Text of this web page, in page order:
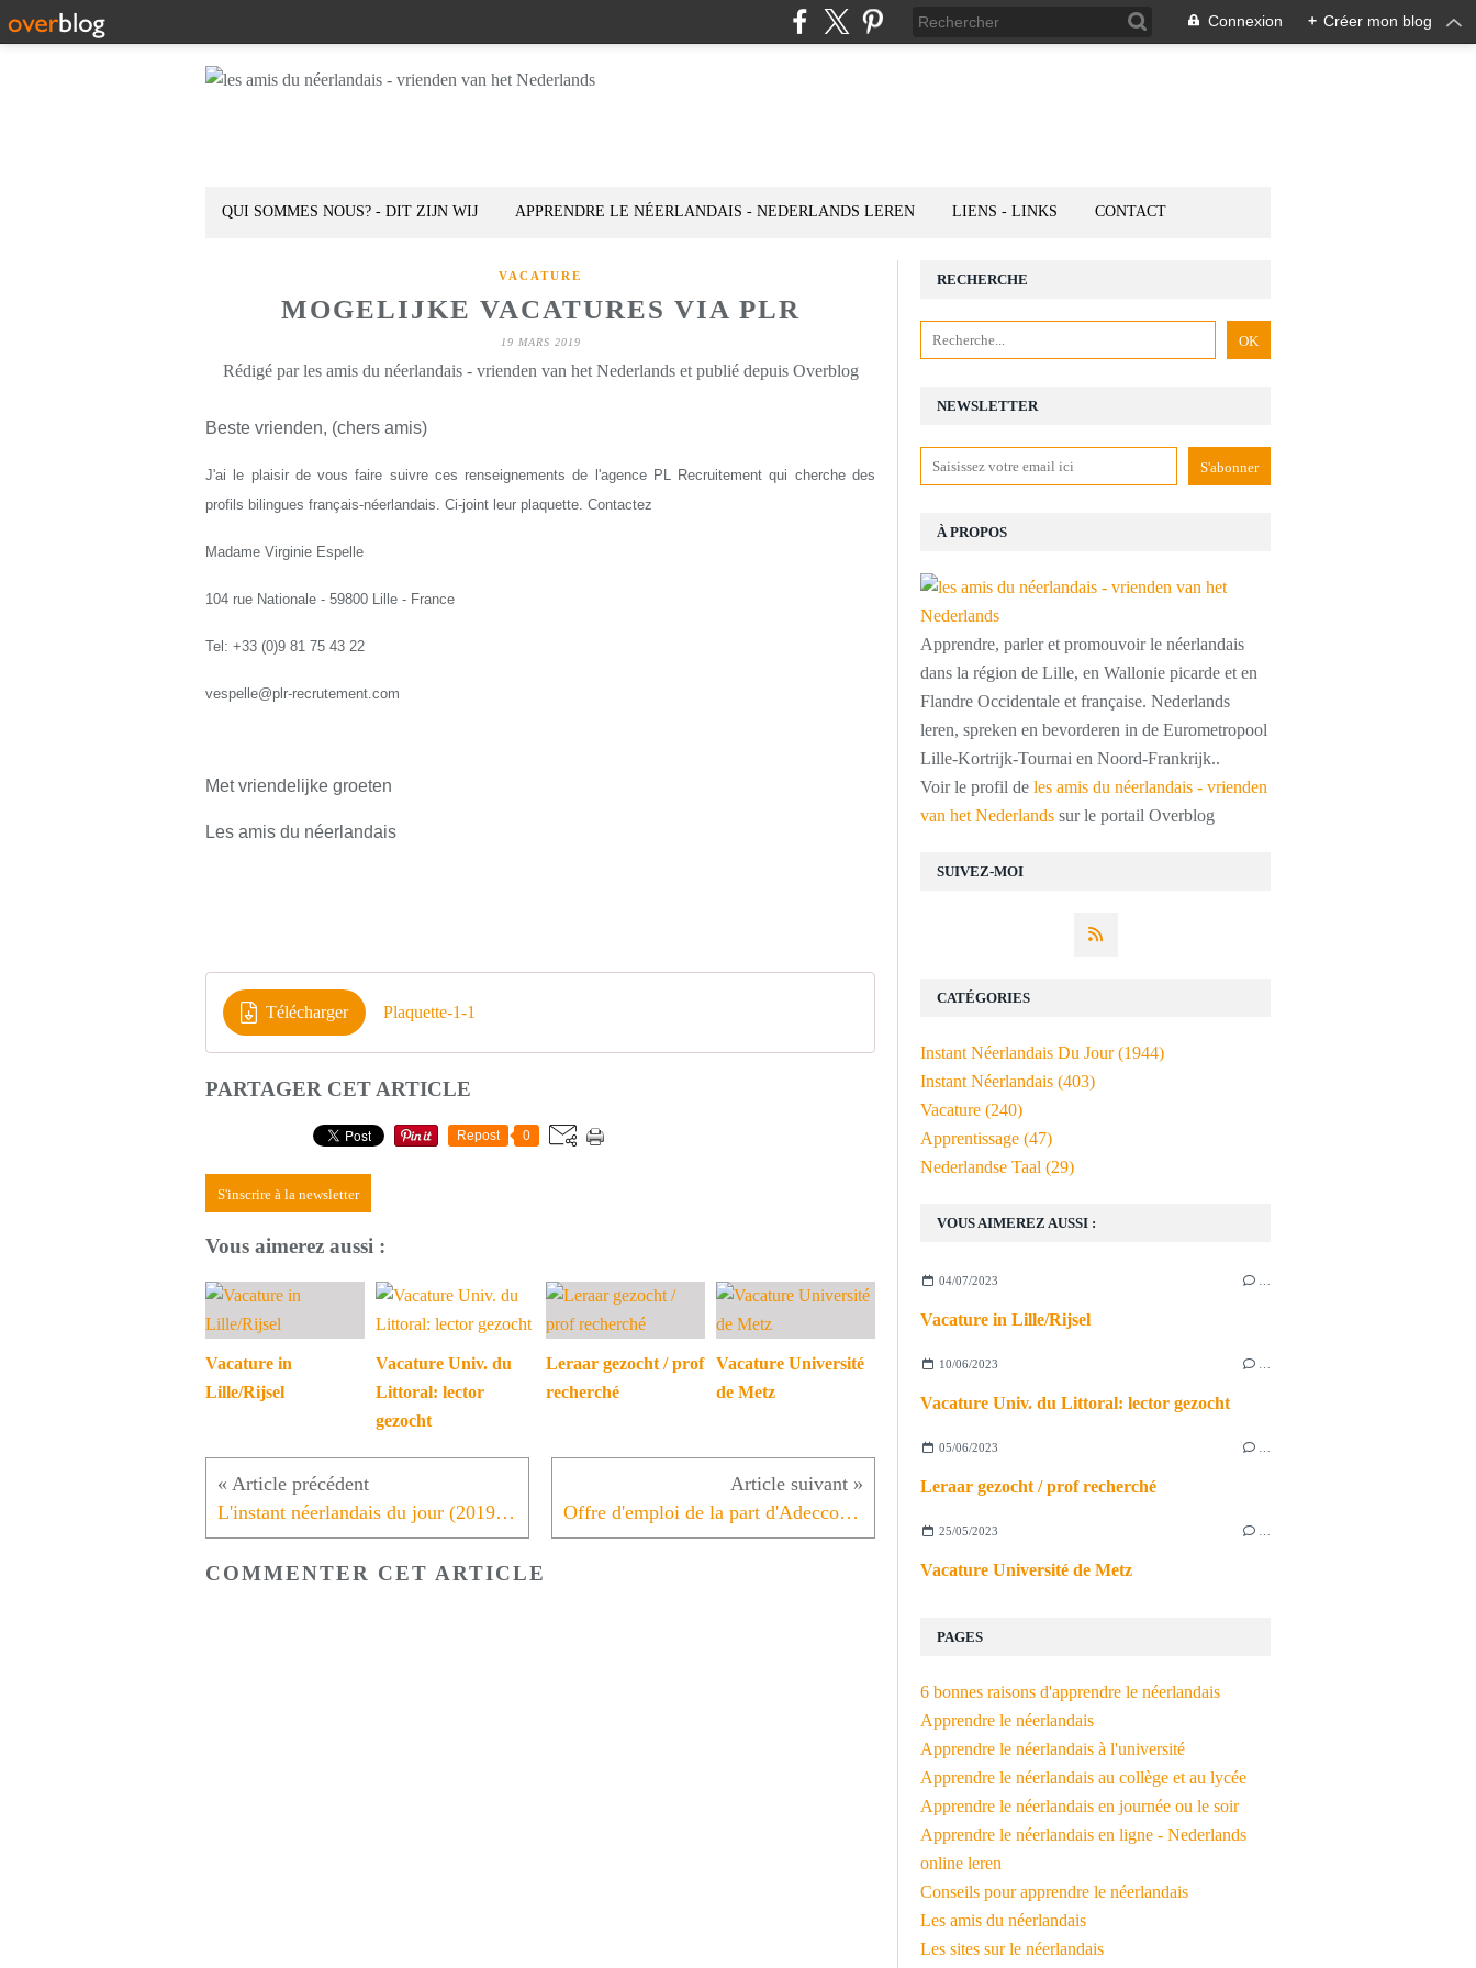
Connexion + Créer mon blog
QUI SOMMES NOUS? - DIT ZIJN WIJ APPRENDRE LE NÉERLANDAIS - NEDERLANDS LEREN LIENS - LINKS CONTACT
VACATURE
MOGELIJKE VACATURES VIA PLR
19 MARS 2019
Rédigé par les amis du néerlandais - vrienden van het Nederlands et publié depuis Overblog
Beste vrienden, (chers amis)
J'ai le plaisir de vous faire suivre ces renseignements de l'agence PL Recruitement qui cherche des
profils bilingues français-néerlandais. Ci-joint leur plaquette. Contactez
Madame Virginie Espelle
104 rue Nationale - 59800 Lille - France
Tel: +33 (0)9 81 75 43 22
vespelle@plr-recrutement.com
Met vriendelijke groeten
Les amis du néerlandais
Télécharger Plaquette-1-1
PARTAGER CET ARTICLE
Repost 0
S'inscrire à la newsletter
Vous aimerez aussi :
Vacature in
Lille/Rijsel
Vacature Univ. du
Littoral: lector
gezocht
Leraar gezocht / prof
recherché
Vacature Université
de Metz
L'instant néerlandais du jour (2019_03_19): de schietpartij Offre d'emploi de la part d'Adecco Dunkerque
COMMENTER CET ARTICLE
NEWSLETTER
SUIVEZ-MOI
RECHERCHE
À PROPOS
Apprendre, parler et promouvoir le néerlandais
dans la région de Lille, en Wallonie picarde et en
Flandre Occidentale et française. Nederlands
leren, spreken en bevorderen in de Eurometropool
Lille-Kortrijk-Tournai en Noord-Frankrijk..
Voir le profil de les amis du néerlandais - vrienden
van het Nederlands sur le portail Overblog
VOUS AIMEREZ AUSSI :
04/07/2023
Vacature in Lille/Rijsel
10/06/2023
Vacature Univ. du Littoral: lector gezocht
05/06/2023
Leraar gezocht / prof recherché
25/05/2023
Vacature Université de Metz
PAGES
6 bonnes raisons d'apprendre le néerlandais
Apprendre le néerlandais
Apprendre le néerlandais à l'université
Apprendre le néerlandais au collège et au lycée
Apprendre le néerlandais en journée ou le soir
Apprendre le néerlandais en ligne - Nederlands
online leren
Conseils pour apprendre le néerlandais
Les amis du néerlandais
Les sites sur le néerlandais
CATÉGORIES
Instant Néerlandais Du Jour(1944)
Instant Néerlandais (403)
Vacature (240)
Apprentissage (47)
Nederlandse Taal (29)